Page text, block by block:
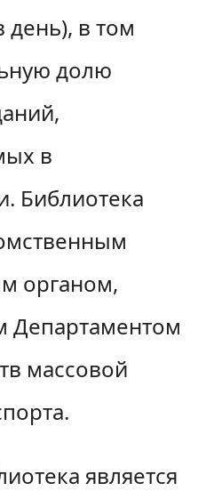
день), в том
долю
в
Библиотека
органом,
Департаментом
массовой
является